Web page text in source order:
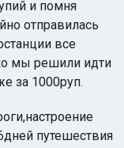
и помня
отправилась
все
мы решили идти
за 1000руп.
путешествия